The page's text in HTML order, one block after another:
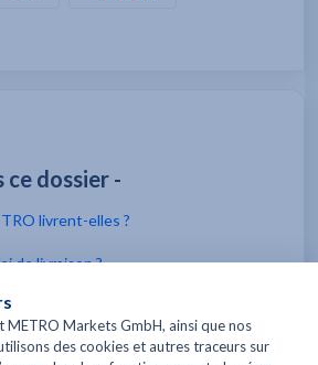
dossier -
livrent-elles ?
de livraison ?
être intéressé par -
l'offre DISH